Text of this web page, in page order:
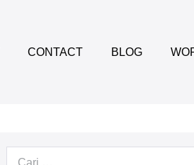
CONTACT BLOG
Pencarian